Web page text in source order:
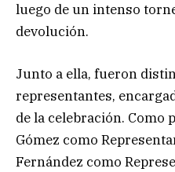
luego de un intenso
devolución.
Junto a ella, fueron
representantes,
de la celebración. Como
Gómez como
Fernández como